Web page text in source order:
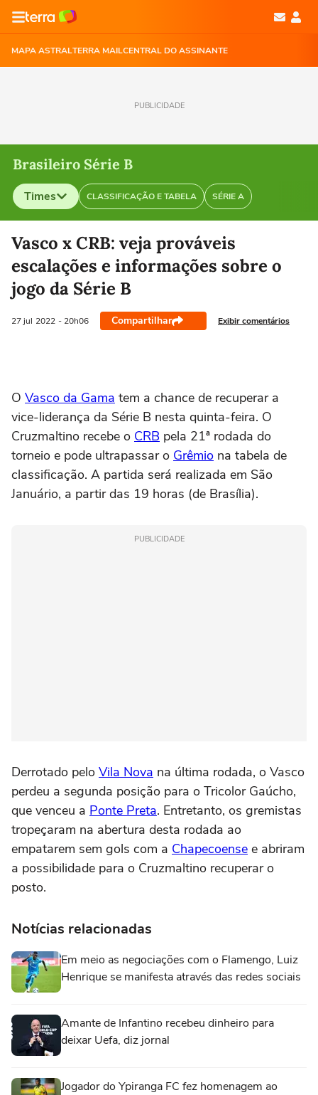
MAPA ASTRALTERRA MAILCENTRAL DO ASSINANTE
PUBLICIDADE
Brasileiro Série B
Times CLASSIFICAÇÃO E TABELA SÉRIE A
Selecione o time para ver as notícias
Vasco x CRB: veja prováveis
escalações e informações sobre o
jogo da Série B
27 jul 2022 - 20h06 Compartilhar Exibir comentários
O Vasco da Gama tem a chance de recuperar a
vice-liderança da Série B nesta quinta-feira. O
Cruzmaltino recebe o CRB pela 21ª rodada do
torneio e pode ultrapassar o Grêmio na tabela de
classificação. A partida será realizada em São
Januário, a partir das 19 horas (de Brasília).
PUBLICIDADE
Derrotado pelo Vila Nova na última rodada, o Vasco
perdeu a segunda posição para o Tricolor Gaúcho,
que venceu a Ponte Preta. Entretanto, os gremistas
tropeçaram na abertura desta rodada ao
empatarem sem gols com a Chapecoense e abriram
a possibilidade para o Cruzmaltino recuperar o
posto.
Notícias relacionadas
Em meio as negociações com o Flamengo, Luiz
Henrique se manifesta através das redes sociais
Amante de Infantino recebeu dinheiro para
deixar Uefa, diz jornal
Jogador do Ypiranga FC fez homenagem ao